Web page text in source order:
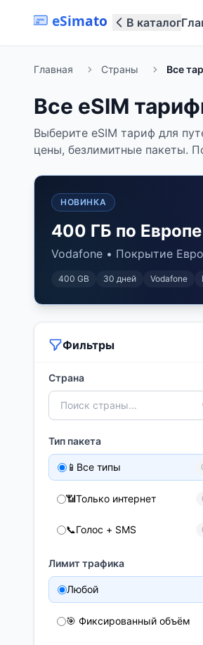
eSimato В каталог
Главная Страны Все
Все eSIM
Выберите eSIM тариф для
цены, безлимитные пакеты.
НОВИНКА
400 ГБ по
Vodafone • Покрытие
400 GB 30 дней Vodafone
Фильтры
Страна
Тип пакета
📱 Все типы
📶Только интернет
📞Голос + SMS
Лимит трафика
Любой
🎯 Фиксированный объём